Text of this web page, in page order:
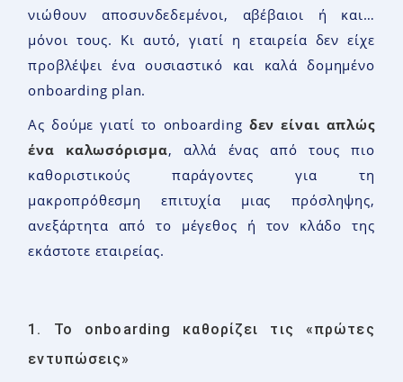
νιώθουν αποσυνδεδεμένοι, αβέβαιοι ή και…
μόνοι τους. Κι αυτό, γιατί η εταιρεία δεν είχε
προβλέψει ένα ουσιαστικό και καλά δομημένο
onboarding plan.
Ας δούμε γιατί το onboarding δεν είναι απλώς
ένα καλωσόρισμα, αλλά ένας από τους πιο
καθοριστικούς παράγοντες για τη
μακροπρόθεσμη επιτυχία μιας πρόσληψης,
ανεξάρτητα από το μέγεθος ή τον κλάδο της
εκάστοτε εταιρείας.
1. Το onboarding καθορίζει τις «πρώτες
εντυπώσεις»